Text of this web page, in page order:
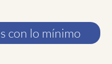
con lo mínimo